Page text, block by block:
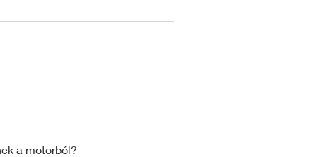
a motorból?